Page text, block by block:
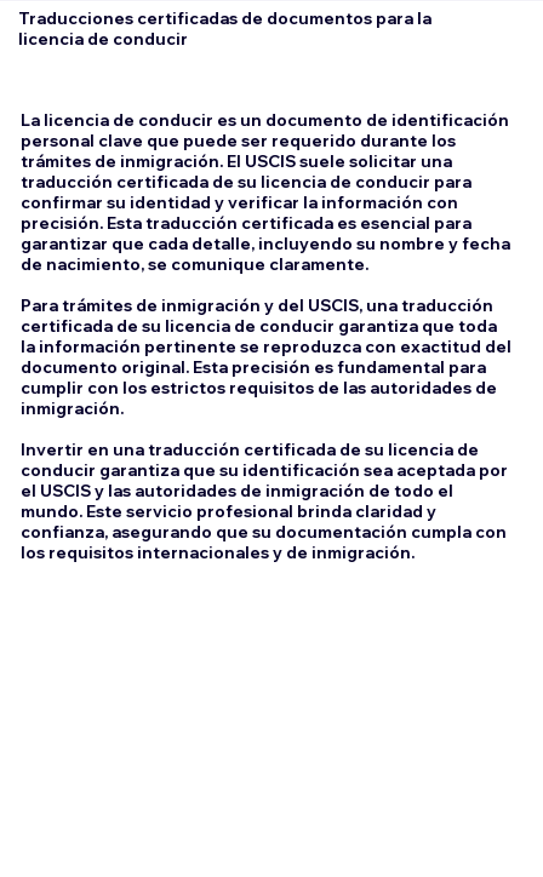
Traducciones certificadas de documentos para la
licencia de conducir
La licencia de conducir es un documento de identificación
personal clave que puede ser requerido durante los
trámites de inmigración. El USCIS suele solicitar una
traducción certificada de su licencia de conducir para
confirmar su identidad y verificar la información con
precisión. Esta traducción certificada es esencial para
garantizar que cada detalle, incluyendo su nombre y fecha
de nacimiento, se comunique claramente.
Para trámites de inmigración y del USCIS, una traducción
certificada de su licencia de conducir garantiza que toda
la información pertinente se reproduzca con exactitud del
documento original. Esta precisión es fundamental para
cumplir con los estrictos requisitos de las autoridades de
inmigración.
Invertir en una traducción certificada de su licencia de
conducir garantiza que su identificación sea aceptada por
el USCIS y las autoridades de inmigración de todo el
mundo. Este servicio profesional brinda claridad y
confianza, asegurando que su documentación cumpla con
los requisitos internacionales y de inmigración.